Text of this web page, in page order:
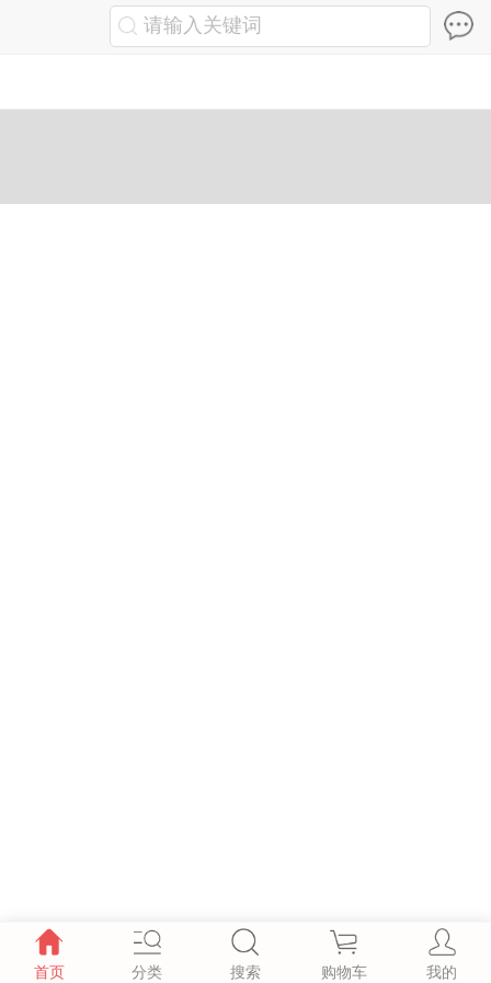
请输入关键词
首页 分类 搜索 购物车 我的